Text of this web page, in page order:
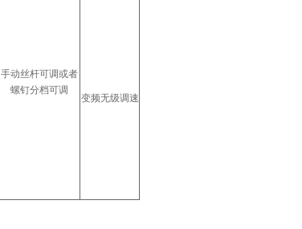
手动丝杆可调或者
螺钉分档可调
变频无级调速